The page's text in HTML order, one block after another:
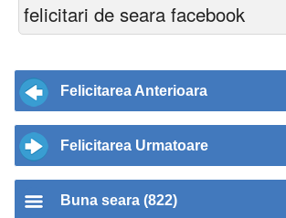
felicitari de seara facebook
Felicitarea Anterioara
Felicitarea Urmatoare
Buna seara (822)